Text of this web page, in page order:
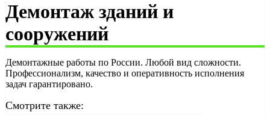
Демонтаж зданий и
сооружений
Демонтажные работы по России. Любой вид сложности.
Профессионализм, качество и оперативность исполнения
задач гарантировано.
Смотрите также: